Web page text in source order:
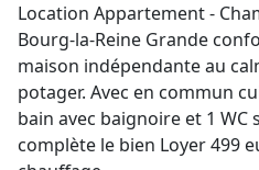
Location Appartement -
Bourg-la-Reine Grande
maison indépendante au
potager. Avec en commun
bain avec baignoire et 1 WC
complète le bien Loyer 499